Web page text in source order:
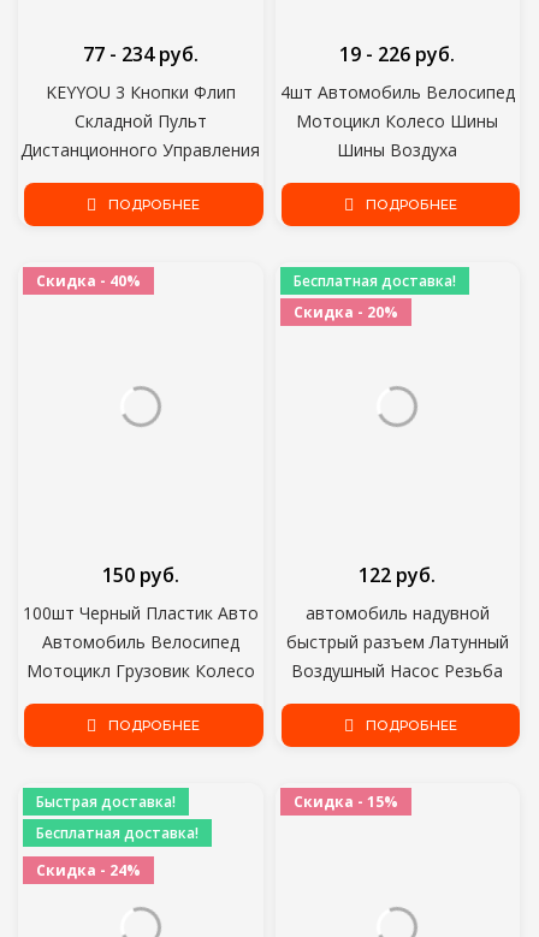
KEYYOU 3 Кнопки Флип
Складной Пульт
Дистанционного Управления
Авто Ключ Оболочки
Заготовки Для Hyundai
HB20 Verna Solaris
77 - 234 руб.
ПОДРОБНЕЕ
4шт Автомобиль Велосипед
Мотоцикл Колесо Шины
Шины Воздуха
Алюминиевого Сплава
Клапанные Колпачки
Шестиугольные Шины
Колеса Вентиляционные
Колпачки Клапанов
19 - 226 руб.
ПОДРОБНЕЕ
Скидка - 40%
100шт Черный Пластик Авто
Автомобиль Велосипед
Мотоцикл Грузовик Колесо
Шины Клапан Стволовые
Колпачки Колеса
Ниппель
150 руб.
ПОДРОБНЕЕ
Бесплатная доставка!
Скидка - 20%
автомобиль надувной
быстрый разъем Латунный
Воздушный Насос Резьба
Сопла Адаптер
Автомобильные Аксессуары
Головки Клип Тип Сопла 40
122 руб.
ПОДРОБНЕЕ
Быстрая доставка!
Бесплатная доставка!
Скидка - 24%
Скидка - 15%